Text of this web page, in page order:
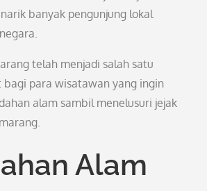
banyak pengunjung lokal
telah menjadi salah satu
bagi para wisatawan yang ingin
alam sambil menelusuri jejak
Alam